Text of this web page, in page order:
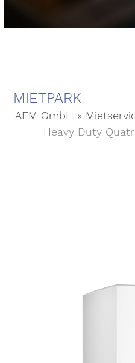
MIETPARK
AEM GmbH »
Heavy Duty